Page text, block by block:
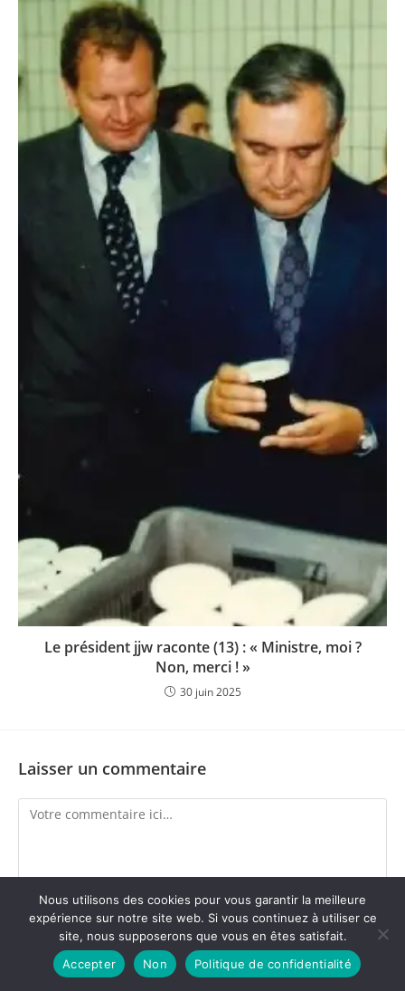
Le président jjw raconte (13) : « Ministre, moi ?
Non, merci ! »
30 juin 2025
Laisser un commentaire
Nous utilisons des cookies pour vous garantir la meilleure
expérience sur notre site web. Si vous continuez à utiliser ce
site, nous supposerons que vous en êtes satisfait.
Accepter
Non Politique de confidentialité